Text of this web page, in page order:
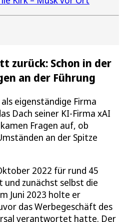
zurück: Schon in der
an der Führung
eigenständige Firma
Dach seiner KI-Firma xAI
Fragen auf, ob
an der Spitze
2022 für rund 45
zunächst selbst die
Juni 2023 holte er
das Werbegeschäft des
verantwortet hatte. Der